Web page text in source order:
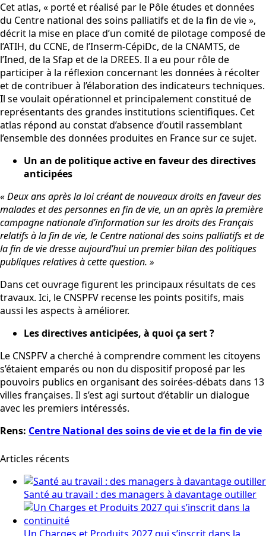
Cet atlas, « porté et réalisé par le Pôle études et données
du Centre national des soins palliatifs et de la fin de vie »,
décrit la mise en place d’un comité de pilotage composé de
l’ATIH, du CCNE, de l’Inserm-CépiDc, de la CNAMTS, de
l’Ined, de la Sfap et de la DREES. Il a eu pour rôle de
participer à la réflexion concernant les données à récolter
et de contribuer à l’élaboration des indicateurs techniques.
Il se voulait opérationnel et principalement constitué de
représentants des grandes institutions scientifiques. Cet
atlas répond au constat d’absence d’outil rassemblant
l’ensemble des données produites en France sur ce sujet.
Un an de politique active en faveur des directives
anticipées
« Deux ans après la loi créant de nouveaux droits en faveur des
malades et des personnes en fin de vie, un an après la première
campagne nationale d’information sur les droits des Français
relatifs à la fin de vie, le Centre national des soins palliatifs et de
la fin de vie dresse aujourd’hui un premier bilan des politiques
publiques relatives à cette question. »
Dans cet ouvrage figurent les principaux résultats de ces
travaux. Ici, le CNSPFV recense les points positifs, mais
aussi les aspects à améliorer.
Les directives anticipées, à quoi ça sert ?
Le CNSPFV a cherché à comprendre comment les citoyens
s’étaient emparés ou non du dispositif proposé par les
pouvoirs publics en organisant des soirées-débats dans 13
villes françaises. Il s’est agi surtout d’établir un dialogue
avec les premiers intéressés.
Rens: Centre National des soins de vie et de la fin de vie
Articles récents
Santé au travail : des managers à davantage outiller